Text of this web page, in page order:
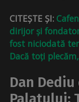
CITEȘTE ȘI:
dirijor și
fost niciodată
Dacă toți
Dan